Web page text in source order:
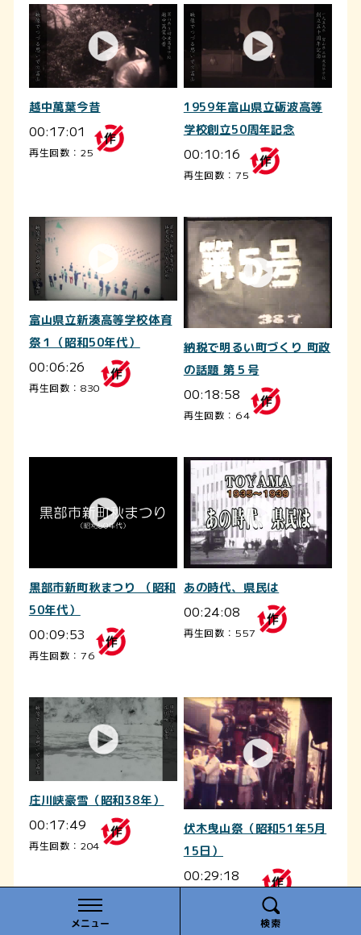
メニュー 検索
越中萬葉今昔
00:17:01
再生回数：25
1959年富山県立砺波高等
学校創立50周年記念
00:10:16
再生回数：75
富山県立新湊高等学校体育
祭１（昭和50年代）
00:06:26
再生回数：830
納税で明るい町づくり 町政
の話題 第５号
00:18:58
再生回数：64
黒部市新町秋まつり （昭和
50年代）
00:09:53
再生回数：76
あの時代、県民は
00:24:08
再生回数：557
庄川峡豪雪（昭和38年）
00:17:49
再生回数：204
伏木曳山祭（昭和51年5月
15日）
00:29:18